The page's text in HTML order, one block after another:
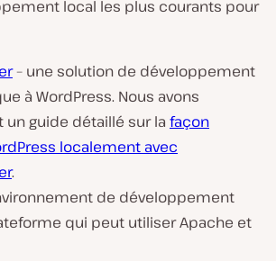
local les plus courants pour
– une solution de développement
à WordPress. Nous avons
guide détaillé sur la façon
localement avec
.
de développement
qui peut utiliser Apache et